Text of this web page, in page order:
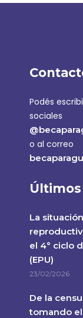
Podés
sociales
o al correo
La
el 4° ciclo
(EPU)
23/02/2026
De la
tomando